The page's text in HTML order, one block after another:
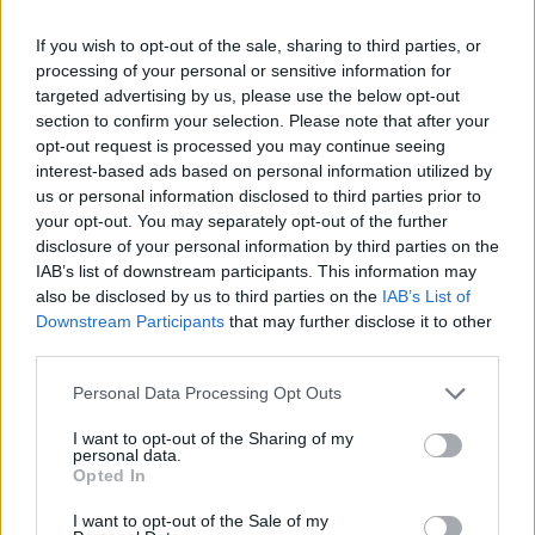
If you wish to opt-out of the sale, sharing to third parties, or
processing of your personal or sensitive information for
targeted advertising by us, please use the below opt-out
section to confirm your selection. Please note that after your
opt-out request is processed you may continue seeing
interest-based ads based on personal information utilized by
us or personal information disclosed to third parties prior to
your opt-out. You may separately opt-out of the further
disclosure of your personal information by third parties on the
IAB’s list of downstream participants. This information may
also be disclosed by us to third parties on the IAB’s List of
Downstream Participants that may further disclose it to other
Personal Data Processing Opt Outs
I want to opt-out of the Sharing of my
personal data.
Opted In
I want to opt-out of the Sale of my
¿Por qué el UX